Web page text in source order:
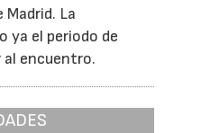
Madrid. La
ya el periodo de
encuentro.